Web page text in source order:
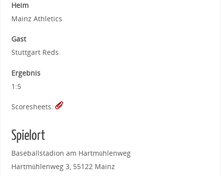
Heim
Mainz Athletics
Gast
Stuttgart Reds
Ergebnis
1:5
Scoresheets:
Spielort
Baseballstadion am Hartmühlenweg
Hartmühlenweg 3, 55122 Mainz